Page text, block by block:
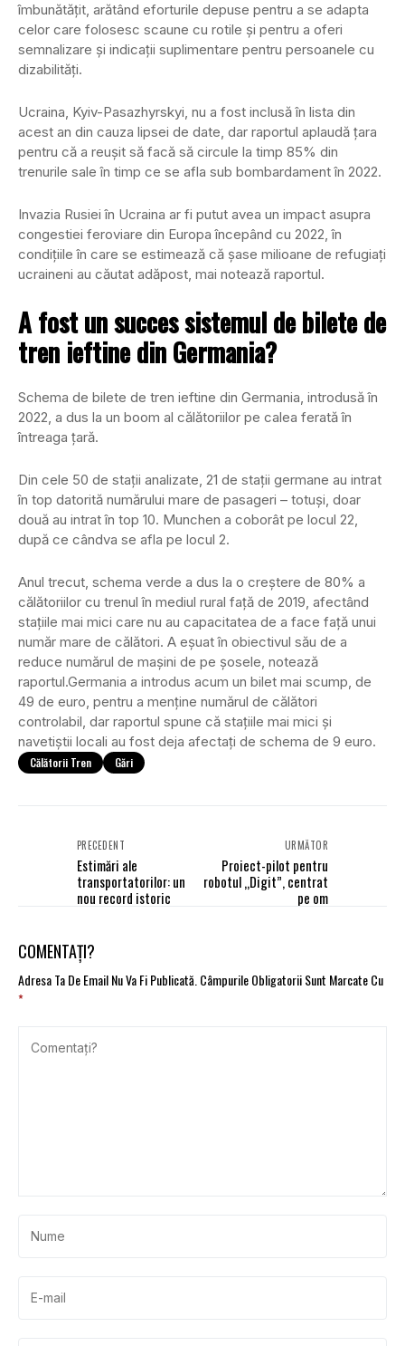
îmbunătățit, arătând eforturile depuse pentru a se adapta
celor care folosesc scaune cu rotile și pentru a oferi
semnalizare și indicații suplimentare pentru persoanele cu
dizabilități.
Ucraina, Kyiv-Pasazhyrskyi, nu a fost inclusă în lista din
acest an din cauza lipsei de date, dar raportul aplaudă țara
pentru că a reușit să facă să circule la timp 85% din
trenurile sale în timp ce se afla sub bombardament în 2022.
Invazia Rusiei în Ucraina ar fi putut avea un impact asupra
congestiei feroviare din Europa începând cu 2022, în
condițiile în care se estimează că șase milioane de refugiați
ucraineni au căutat adăpost, mai notează raportul.
A fost un succes sistemul de bilete de
tren ieftine din Germania?
Schema de bilete de tren ieftine din Germania, introdusă în
2022, a dus la un boom al călătoriilor pe calea ferată în
întreaga țară.
Din cele 50 de stații analizate, 21 de stații germane au intrat
în top datorită numărului mare de pasageri – totuși, doar
două au intrat în top 10. Munchen a coborât pe locul 22,
după ce cândva se afla pe locul 2.
Anul trecut, schema verde a dus la o creștere de 80% a
călătoriilor cu trenul în mediul rural față de 2019, afectând
stațiile mai mici care nu au capacitatea de a face față unui
număr mare de călători. A eșuat în obiectivul său de a
reduce numărul de mașini de pe șosele, notează
raportul.Germania a introdus acum un bilet mai scump, de
49 de euro, pentru a menține numărul de călători
controlabil, dar raportul spune că stațiile mai mici și
navetiștii locali au fost deja afectați de schema de 9 euro.
Călătorii Tren Gări
PRECEDENT
Estimări ale
transportatorilor: un
nou record istoric
URMĂTOR
Proiect-pilot pentru
robotul „Digit”, centrat
pe om
COMENTAȚI?
Adresa Ta De Email Nu Va Fi Publicată. Câmpurile Obligatorii Sunt Marcate Cu
*